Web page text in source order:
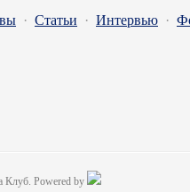
· Статьи · Интервью ·
Клуб. Powered by